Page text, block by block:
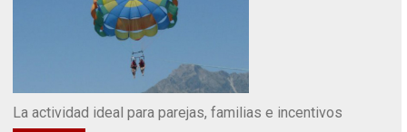
La actividad ideal para parejas, familias e incentivos